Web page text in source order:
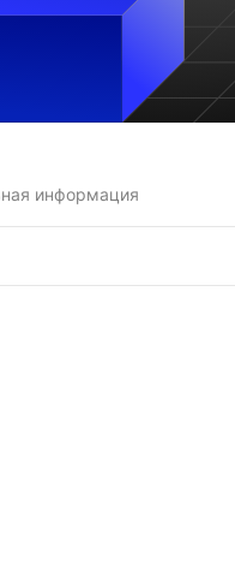
информация